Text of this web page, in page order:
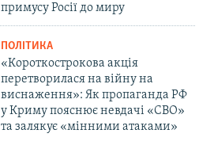
примусу Росії до миру
ПОЛІТИКА
«Короткострокова акція
перетворилася на війну на
виснаження»: Як пропаганда РФ
у Криму пояснює невдачі «СВО»
та залякує «мінними атаками»